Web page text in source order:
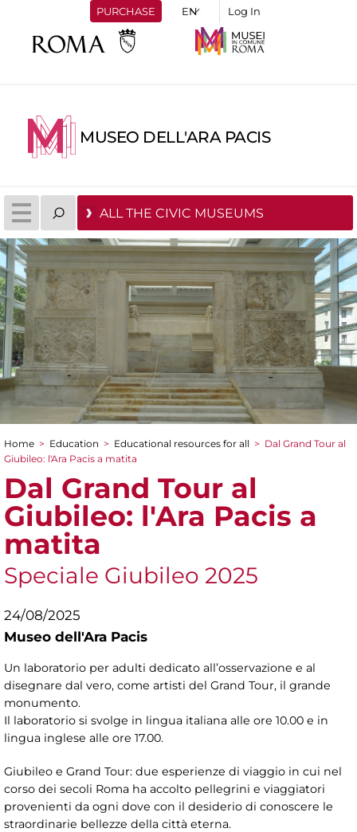
PURCHASE Log In
MUSEO DELL'ARA PACIS
ALL THE CIVIC MUSEUMS
You are here
Home > Education > Educational resources for all > Dal Grand Tour al
Giubileo: l'Ara Pacis a matita
Dal Grand Tour al
Giubileo: l'Ara Pacis a
matita
Speciale Giubileo 2025
24/08/2025
Museo dell'Ara Pacis
Un laboratorio per adulti dedicato all’osservazione e al
disegnare dal vero, come artisti del Grand Tour, il grande
monumento.
Il laboratorio si svolge in lingua italiana alle ore 10.00 e in
lingua inglese alle ore 17.00.
Giubileo e Grand Tour: due esperienze di viaggio in cui nel
corso dei secoli Roma ha accolto pellegrini e viaggiatori
provenienti da ogni dove con il desiderio di conoscere le
straordinarie bellezze della città eterna.